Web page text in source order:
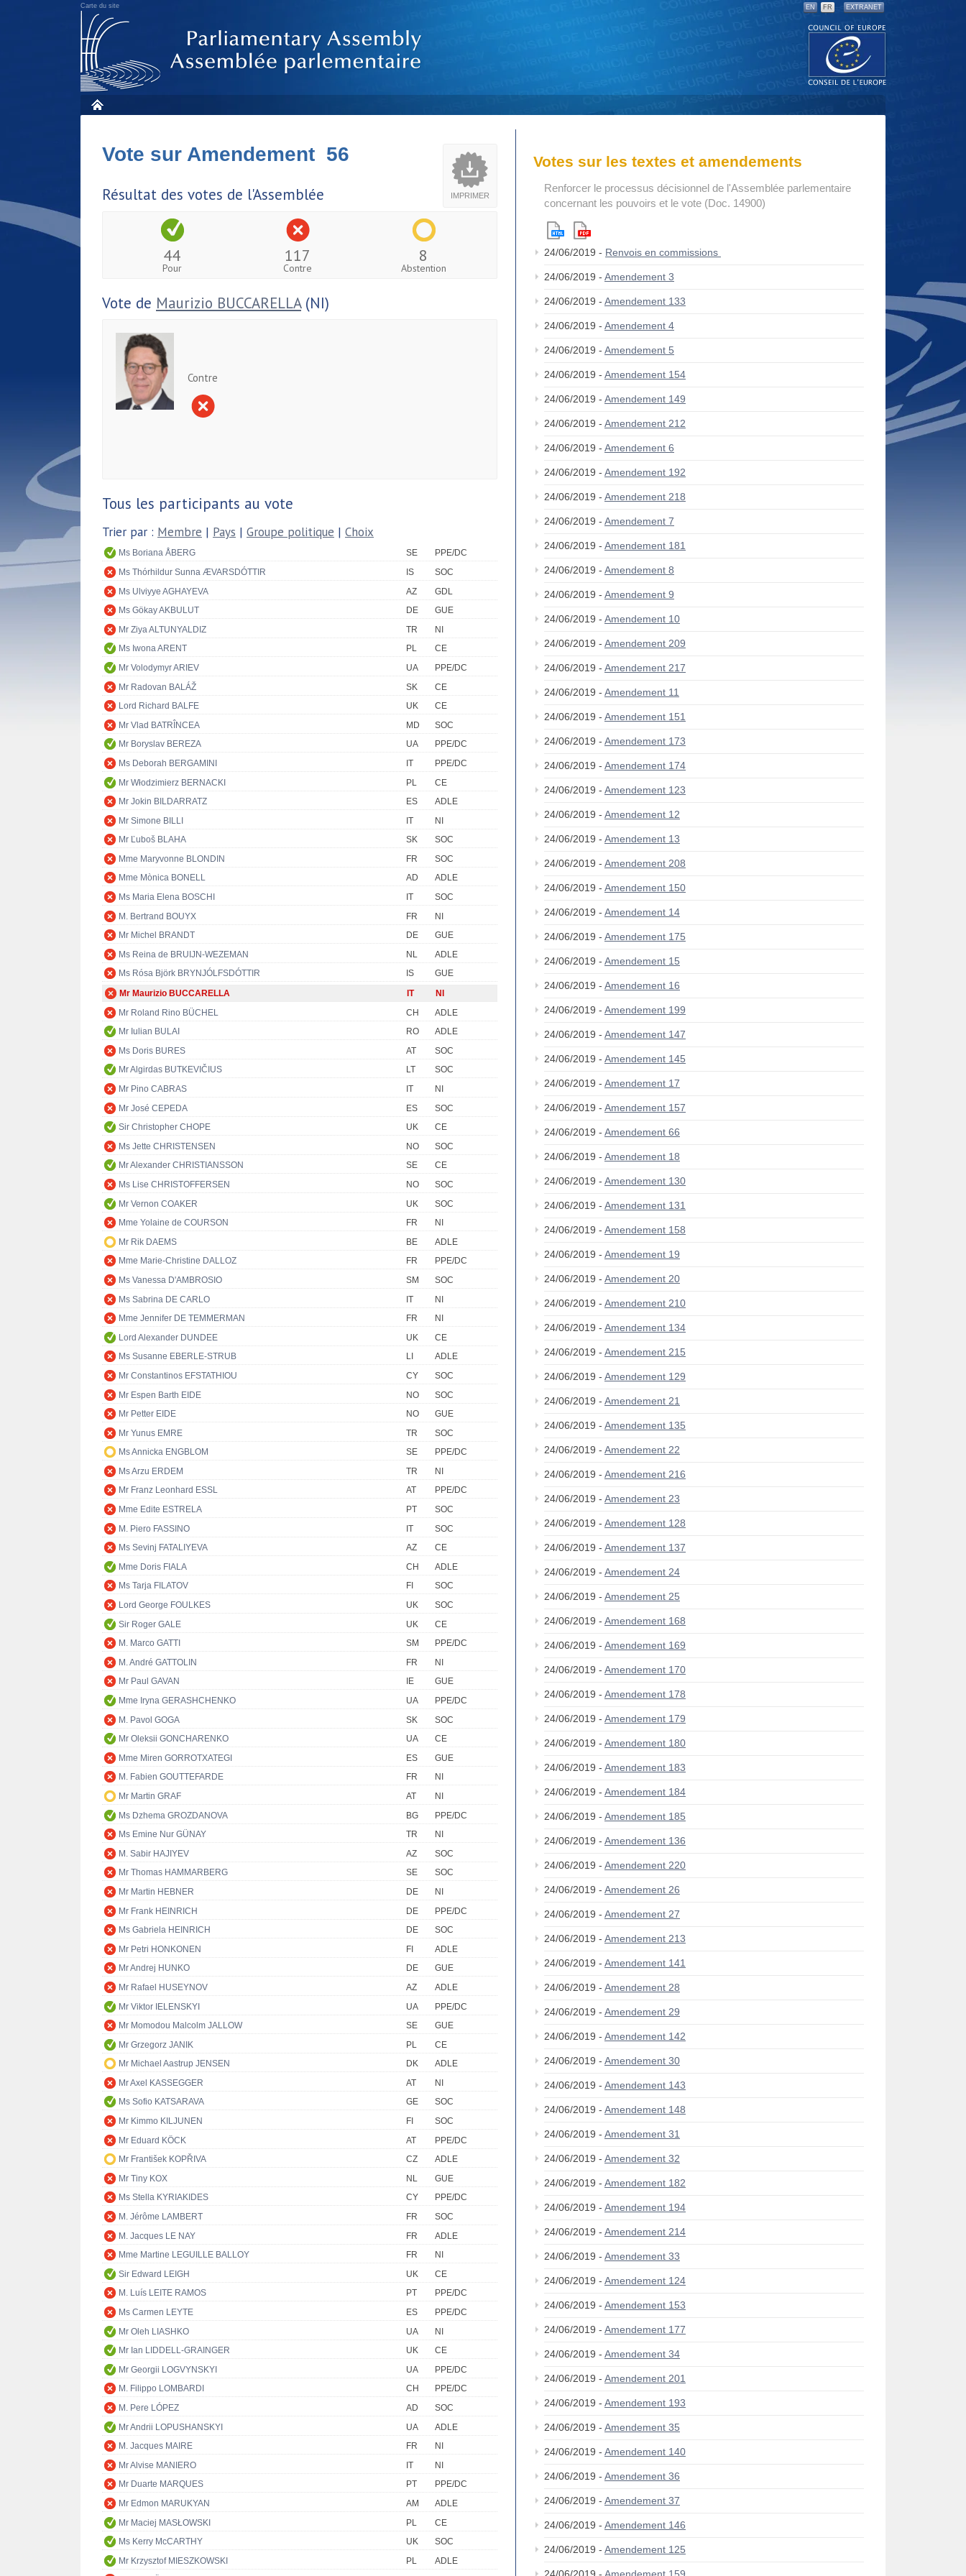
Carte du site EN FR EXTRANET
IMPRIMER
Vote sur Amendement 56
Résultat des votes de l'Assemblée
44
Pour
117
Contre
8
Abstention
Vote de Maurizio BUCCARELLA(NI)
Contre
Tous les participants au vote
Trier par : Membre | Pays | Groupe politique | Choix
Ms Boriana ÅBERG SE
PPE/DC
Ms Thórhildur Sunna ÆVARSDÓTTIR
IS
SOC
Ms Ulviyye AGHAYEVA
AZ
GDL
Ms Gökay AKBULUT
DE
GUE
Mr Ziya ALTUNYALDIZ
TR
NI
Ms Iwona ARENT
PL
CE
Mr Volodymyr ARIEV
UA
PPE/DC
Mr Radovan BALÁŽ
SK
CE
Lord Richard BALFE
UK
CE
Mr Vlad BATRÎNCEA
MD
SOC
Mr Boryslav BEREZA
UA
PPE/DC
Ms Deborah BERGAMINI
IT
PPE/DC
Mr Włodzimierz BERNACKI
PL
CE
Mr Jokin BILDARRATZ
ES
ADLE
Mr Simone BILLI
IT
NI
Mr Ľuboš BLAHA
SK
SOC
Mme Maryvonne BLONDIN
FR
SOC
Mme Mònica BONELL
AD
ADLE
Ms Maria Elena BOSCHI
IT
SOC
M. Bertrand BOUYX
FR
NI
Mr Michel BRANDT
DE
GUE
Ms Reina de BRUIJN-WEZEMAN
NL
ADLE
Ms Rósa Björk BRYNJÓLFSDÓTTIR
IS
GUE
Mr Maurizio BUCCARELLA
IT
NI
Mr Roland Rino BÜCHEL
CH
ADLE
Mr Iulian BULAI
RO
ADLE
Ms Doris BURES
AT
SOC
Mr Algirdas BUTKEVIČIUS
LT
SOC
Mr Pino CABRAS
IT
NI
Mr José CEPEDA
ES
SOC
Sir Christopher CHOPE
UK
CE
Ms Jette CHRISTENSEN
NO
SOC
Mr Alexander CHRISTIANSSON
SE
CE
Ms Lise CHRISTOFFERSEN
NO
SOC
Mr Vernon COAKER
UK
SOC
Mme Yolaine de COURSON
FR
NI
Mr Rik DAEMS
BE
ADLE
Mme Marie-Christine DALLOZ
FR
PPE/DC
Ms Vanessa D'AMBROSIO
SM
SOC
Ms Sabrina DE CARLO
IT
NI
Mme Jennifer DE TEMMERMAN
FR
NI
Lord Alexander DUNDEE
UK
CE
Ms Susanne EBERLE-STRUB
LI
ADLE
Mr Constantinos EFSTATHIOU
CY
SOC
Mr Espen Barth EIDE
NO
SOC
Mr Petter EIDE
NO
GUE
Mr Yunus EMRE
TR
SOC
Ms Annicka ENGBLOM
SE
PPE/DC
Ms Arzu ERDEM
TR
NI
Mr Franz Leonhard ESSL
AT
PPE/DC
Mme Edite ESTRELA
PT
SOC
M. Piero FASSINO
IT
SOC
Ms Sevinj FATALIYEVA
AZ
CE
Mme Doris FIALA
CH
ADLE
Ms Tarja FILATOV
FI
SOC
Lord George FOULKES
UK
SOC
Sir Roger GALE
UK
CE
M. Marco GATTI
SM
PPE/DC
M. André GATTOLIN
FR
NI
Mr Paul GAVAN
IE
GUE
Mme Iryna GERASHCHENKO
UA
PPE/DC
M. Pavol GOGA
SK
SOC
Mr Oleksii GONCHARENKO
UA
CE
Mme Miren GORROTXATEGI
ES
GUE
M. Fabien GOUTTEFARDE
FR
NI
Mr Martin GRAF
AT
NI
Ms Dzhema GROZDANOVA
BG
PPE/DC
Ms Emine Nur GÜNAY
TR
NI
M. Sabir HAJIYEV
AZ
SOC
Mr Thomas HAMMARBERG
SE
SOC
Mr Martin HEBNER
DE
NI
Mr Frank HEINRICH
DE
PPE/DC
Ms Gabriela HEINRICH
DE
SOC
Mr Petri HONKONEN
FI
ADLE
Mr Andrej HUNKO
DE
GUE
Mr Rafael HUSEYNOV
AZ
ADLE
Mr Viktor IELENSKYI
UA
PPE/DC
Mr Momodou Malcolm JALLOW
SE
GUE
Mr Grzegorz JANIK
PL
CE
Mr Michael Aastrup JENSEN
DK
ADLE
Mr Axel KASSEGGER
AT
NI
Ms Sofio KATSARAVA
GE
SOC
Mr Kimmo KILJUNEN
FI
SOC
Mr Eduard KÖCK
AT
PPE/DC
Mr František KOPŘIVA
CZ
ADLE
Mr Tiny KOX
NL
GUE
Ms Stella KYRIAKIDES
CY
PPE/DC
M. Jérôme LAMBERT
FR
SOC
M. Jacques LE NAY
FR
ADLE
Mme Martine LEGUILLE BALLOY
FR
NI
Sir Edward LEIGH
UK
CE
M. Luís LEITE RAMOS
PT
PPE/DC
Ms Carmen LEYTE
ES
PPE/DC
Mr Oleh LIASHKO
UA
NI
Mr Ian LIDDELL-GRAINGER
UK
CE
Mr Georgii LOGVYNSKYI
UA
PPE/DC
M. Filippo LOMBARDI
CH
PPE/DC
M. Pere LÓPEZ
AD
SOC
Mr Andrii LOPUSHANSKYI
UA
ADLE
M. Jacques MAIRE
FR
NI
Mr Alvise MANIERO
IT
NI
Mr Duarte MARQUES
PT
PPE/DC
Mr Edmon MARUKYAN
AM
ADLE
Mr Maciej MASŁOWSKI
PL
CE
Ms Kerry McCARTHY
UK
SOC
Mr Krzysztof MIESZKOWSKI
PL
ADLE
Votes sur les textes et amendements
Renforcer le processus décisionnel de l'Assemblée parlementaire
concernant les pouvoirs et le vote (Doc. 14900)
24/06/2019 - Renvois en commissions
24/06/2019 - Amendement 3
24/06/2019 - Amendement 133
24/06/2019 - Amendement 4
24/06/2019 - Amendement 5
24/06/2019 - Amendement 154
24/06/2019 - Amendement 149
24/06/2019 - Amendement 212
24/06/2019 - Amendement 6
24/06/2019 - Amendement 192
24/06/2019 - Amendement 218
24/06/2019 - Amendement 7
24/06/2019 - Amendement 181
24/06/2019 - Amendement 8
24/06/2019 - Amendement 9
24/06/2019 - Amendement 10
24/06/2019 - Amendement 209
24/06/2019 - Amendement 217
24/06/2019 - Amendement 11
24/06/2019 - Amendement 151
24/06/2019 - Amendement 173
24/06/2019 - Amendement 174
24/06/2019 - Amendement 123
24/06/2019 - Amendement 12
24/06/2019 - Amendement 13
24/06/2019 - Amendement 208
24/06/2019 - Amendement 150
24/06/2019 - Amendement 14
24/06/2019 - Amendement 175
24/06/2019 - Amendement 15
24/06/2019 - Amendement 16
24/06/2019 - Amendement 199
24/06/2019 - Amendement 147
24/06/2019 - Amendement 145
24/06/2019 - Amendement 17
24/06/2019 - Amendement 157
24/06/2019 - Amendement 66
24/06/2019 - Amendement 18
24/06/2019 - Amendement 130
24/06/2019 - Amendement 131
24/06/2019 - Amendement 158
24/06/2019 - Amendement 19
24/06/2019 - Amendement 20
24/06/2019 - Amendement 210
24/06/2019 - Amendement 134
24/06/2019 - Amendement 215
24/06/2019 - Amendement 129
24/06/2019 - Amendement 21
24/06/2019 - Amendement 135
24/06/2019 - Amendement 22
24/06/2019 - Amendement 216
24/06/2019 - Amendement 23
24/06/2019 - Amendement 128
24/06/2019 - Amendement 137
24/06/2019 - Amendement 24
24/06/2019 - Amendement 25
24/06/2019 - Amendement 168
24/06/2019 - Amendement 169
24/06/2019 - Amendement 170
24/06/2019 - Amendement 178
24/06/2019 - Amendement 179
24/06/2019 - Amendement 180
24/06/2019 - Amendement 183
24/06/2019 - Amendement 184
24/06/2019 - Amendement 185
24/06/2019 - Amendement 136
24/06/2019 - Amendement 220
24/06/2019 - Amendement 26
24/06/2019 - Amendement 27
24/06/2019 - Amendement 213
24/06/2019 - Amendement 141
24/06/2019 - Amendement 28
24/06/2019 - Amendement 29
24/06/2019 - Amendement 142
24/06/2019 - Amendement 30
24/06/2019 - Amendement 143
24/06/2019 - Amendement 148
24/06/2019 - Amendement 31
24/06/2019 - Amendement 32
24/06/2019 - Amendement 182
24/06/2019 - Amendement 194
24/06/2019 - Amendement 214
24/06/2019 - Amendement 33
24/06/2019 - Amendement 124
24/06/2019 - Amendement 153
24/06/2019 - Amendement 177
24/06/2019 - Amendement 34
24/06/2019 - Amendement 201
24/06/2019 - Amendement 193
24/06/2019 - Amendement 35
24/06/2019 - Amendement 140
24/06/2019 - Amendement 36
24/06/2019 - Amendement 37
24/06/2019 - Amendement 146
24/06/2019 - Amendement 125